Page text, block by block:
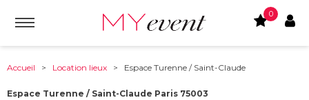
0
Accueil > Location lieux > Espace Turenne / Saint-Claude
Espace Turenne / Saint-Claude Paris 75003